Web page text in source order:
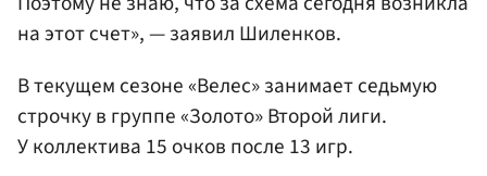
на этот счет», — заявил Шиленков.
В текущем сезоне «Велес» занимает седьмую
строчку в группе «Золото» Второй лиги.
У коллектива 15 очков после 13 игр.